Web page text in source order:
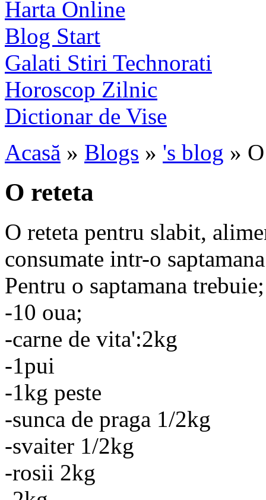
Harta Online
Blog Start
Galati Stiri Technorati
Horoscop Zilnic
Dictionar de Vise
Acasă » Blogs » 's blog »
O reteta
O reteta pentru slabit,
consumate intr-o
Pentru o saptamana trebuie;
-10 oua;
-carne de vita':2kg
-1pui
-1kg peste
-sunca de praga 1/2kg
-svaiter 1/2kg
-rosii 2kg